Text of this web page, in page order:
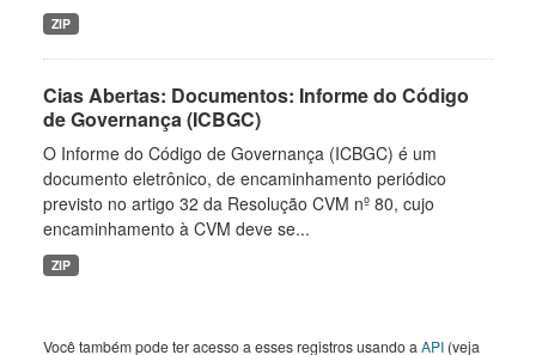
ZIP
Cias Abertas: Documentos: Informe do Código
de Governança (ICBGC)
O Informe do Código de Governança (ICBGC) é um
documento eletrônico, de encaminhamento periódico
previsto no artigo 32 da Resolução CVM nº 80, cujo
encaminhamento à CVM deve se...
ZIP
Você também pode ter acesso a esses registros usando a API (veja